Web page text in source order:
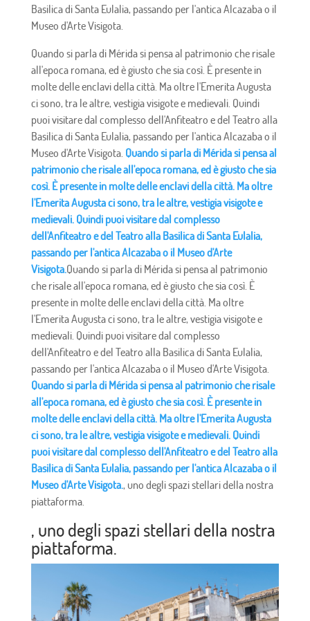
Basilica di Santa Eulalia, passando per l'antica Alcazaba o il
Museo d'Arte Visigota.
Quando si parla di Mérida si pensa al patrimonio che risale
all'epoca romana, ed è giusto che sia così. È presente in
molte delle enclavi della città. Ma oltre l'Emerita Augusta
ci sono, tra le altre, vestigia visigote e medievali. Quindi
puoi visitare dal complesso dell'Anfiteatro e del Teatro alla
Basilica di Santa Eulalia, passando per l'antica Alcazaba o il
Museo d'Arte Visigota. Quando si parla di Mérida si pensa al
patrimonio che risale all'epoca romana, ed è giusto che sia
così. È presente in molte delle enclavi della città. Ma oltre
l'Emerita Augusta ci sono, tra le altre, vestigia visigote e
medievali. Quindi puoi visitare dal complesso
dell'Anfiteatro e del Teatro alla Basilica di Santa Eulalia,
passando per l'antica Alcazaba o il Museo d'Arte
Visigota.Quando si parla di Mérida si pensa al patrimonio
che risale all'epoca romana, ed è giusto che sia così. È
presente in molte delle enclavi della città. Ma oltre
l'Emerita Augusta ci sono, tra le altre, vestigia visigote e
medievali. Quindi puoi visitare dal complesso
dell'Anfiteatro e del Teatro alla Basilica di Santa Eulalia,
passando per l'antica Alcazaba o il Museo d'Arte Visigota.
Quando si parla di Mérida si pensa al patrimonio che risale
all'epoca romana, ed è giusto che sia così. È presente in
molte delle enclavi della città. Ma oltre l'Emerita Augusta
ci sono, tra le altre, vestigia visigote e medievali. Quindi
puoi visitare dal complesso dell'Anfiteatro e del Teatro alla
Basilica di Santa Eulalia, passando per l'antica Alcazaba o il
Museo d'Arte Visigota., uno degli spazi stellari della nostra
piattaforma.
, uno degli spazi stellari della nostra
piattaforma.